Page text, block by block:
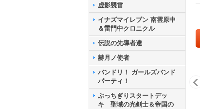
虚影襲雷
イナズマイレブン 南雲原中
＆雷門中クロニクル
伝説の先導者達
赫月ノ使者
バンドリ！ ガールズバンド
パーティ！
ぶっちぎりスタートデッ
キ 聖域の光剣士＆帝国の